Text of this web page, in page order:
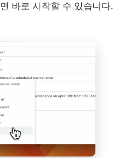
바로 시작할 수 있습니다.